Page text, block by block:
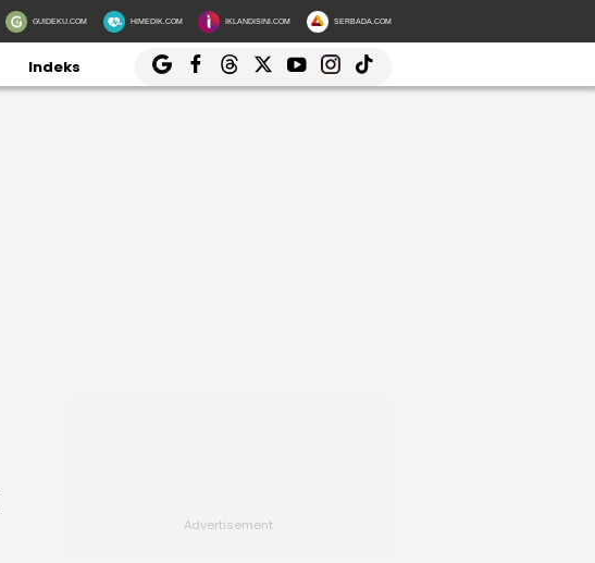
GUIDEKU.COM HIMEDIK.COM IKLANDISINI.COM SERBADA.COM
Indeks